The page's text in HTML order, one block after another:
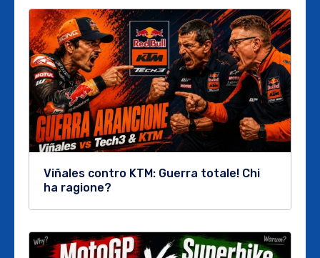
Viñales contro KTM: Guerra totale! Chi
ha ragione?